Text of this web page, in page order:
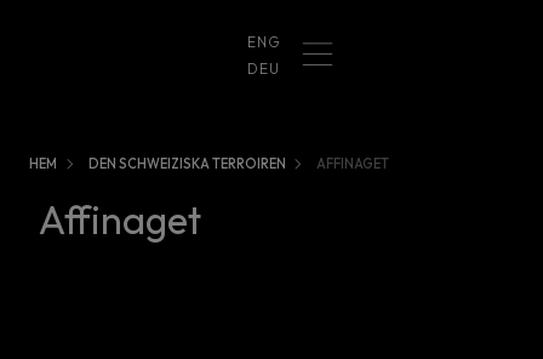
ENG
DEU
HEM DEN SCHWEIZISKA TERROIREN AFFINAGET
Affinaget